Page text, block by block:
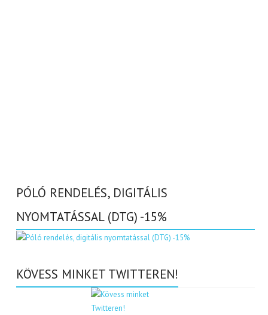
PÓLÓ RENDELÉS, DIGITÁLIS
NYOMTATÁSSAL (DTG) -15%
KÖVESS MINKET TWITTEREN!